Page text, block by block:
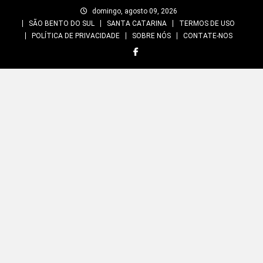
domingo, agosto 09, 2026
SÃO BENTO DO SUL
SANTA CATARINA
TERMOS DE USO
POLÍTICA DE PRIVACIDADE
SOBRE NÓS CONTATE-NOS